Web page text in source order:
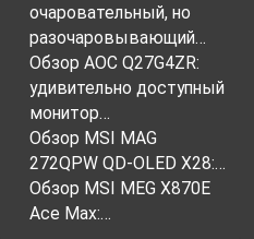
очаровательный, но
разочаровывающий…
Обзор AOC Q27G4ZR:
удивительно доступный
монитор…
Обзор MSI MAG
272QPW QD-OLED X28:…
Обзор MSI MEG X870E
Ace Max:…